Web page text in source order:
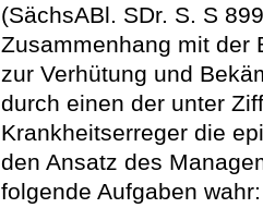
(SächsABl. SDr. S. S
Zusammenhang mit der
zur Verhütung und
durch einen der unter
Krankheitserreger die
den Ansatz des
folgende Aufgaben wahr: